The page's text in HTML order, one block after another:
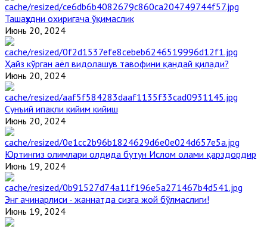
Ташаҳҳудни охиригача ўқимаслик
Июнь 20, 2024
Ҳайз кўрган аёл видолашув тавофини қандай қилади?
Июнь 20, 2024
Сунъий ипакли кийим кийиш
Июнь 20, 2024
Юртингиз олимлари олдида бутун Ислом олами қарздордир
Июнь 19, 2024
Энг ачинарлиси - жаннатда сизга жой бўлмаслиги!
Июнь 19, 2024